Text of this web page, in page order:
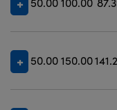
50.00150.00